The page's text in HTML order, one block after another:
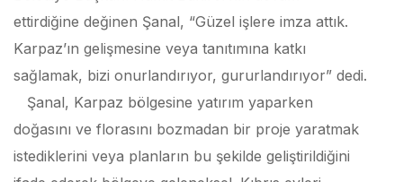
ettirdiğine değinen Şanal, “Güzel işlere imza attık.
Karpaz’ın gelişmesine veya tanıtımına katkı
sağlamak, bizi onurlandırıyor, gururlandırıyor” dedi.
Şanal, Karpaz bölgesine yatırım yaparken
doğasını ve florasını bozmadan bir proje yaratmak
istediklerini veya planların bu şekilde geliştirildiğini